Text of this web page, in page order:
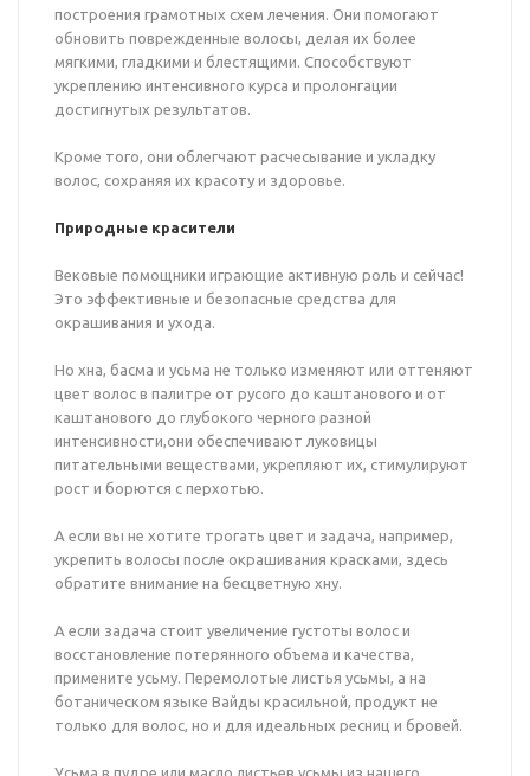
построения грамотных схем лечения. Они помогают
обновить поврежденные волосы, делая их более
мягкими, гладкими и блестящими. Способствуют
укреплению интенсивного курса и пролонгации
достигнутых результатов.
Кроме того, они облегчают расчесывание и укладку
волос, сохраняя их красоту и здоровье.
Природные красители
Вековые помощники играющие активную роль и сейчас!
Это эффективные и безопасные средства для
окрашивания и ухода.
Но хна, басма и усьма не только изменяют или оттеняют
цвет волос в палитре от русого до каштанового и от
каштанового до глубокого черного разной
интенсивности,они обеспечивают луковицы
питательными веществами, укрепляют их, стимулируют
рост и борются с перхотью.
А если вы не хотите трогать цвет и задача, например,
укрепить волосы после окрашивания красками, здесь
обратите внимание на бесцветную хну.
А если задача стоит увеличение густоты волос и
восстановление потерянного объема и качества,
примените усьму. Перемолотые листья усьмы, а на
ботаническом языке Вайды красильной, продукт не
только для волос, но и для идеальных ресниц и бровей.
Усьма в пудре или масло листьев усьмы из нашего